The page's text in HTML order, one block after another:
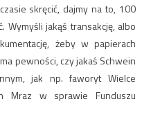
skręcić, dajmy na to, 100
Wymyśli jakąś transakcję, albo
żeby w papierach
pewności, czy jakaś Schwein
jak np. faworyt Wielce
Mraz w sprawie Funduszu